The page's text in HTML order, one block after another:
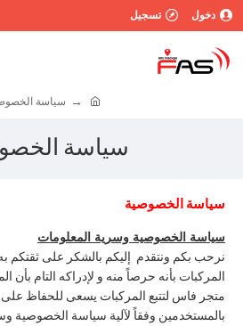
دخول تسجيل
سياسة
سياسة
سياسة الخصوصية
سياسة الخصوصية وسرية المعلومات
نرحب بكم ونتقدم إليكم بالشكر على ثقتكم
المركبات بأنه حرصاً منه و لإدراكه التام
متجر فاس لتتبع المركبات يسعى للحفاظ
بالمستخدمين وفقاً لآلية سياسة الخصوصية